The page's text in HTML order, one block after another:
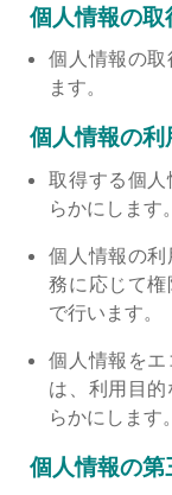
個人情報の取
個人情報の
ます。
個人情報の利
取得する個
らかにします。
個人情報の
務に応じて
で行います。
個人情報を
は、利用目
らかにします。
個人情報の